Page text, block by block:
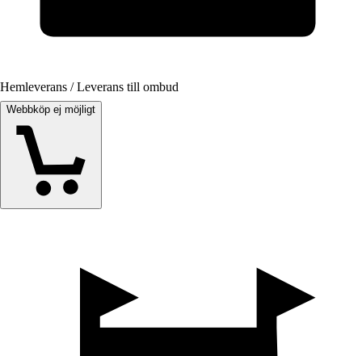
Hemleverans / Leverans till ombud
Webbköp ej möjligt